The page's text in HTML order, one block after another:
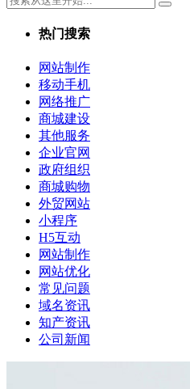
热门搜索
网站制作
移动手机
网络推广
商城建设
其他服务
企业官网
政府组织
商城购物
外贸网站
小程序
H5互动
网站制作
网站优化
常见问题
域名资讯
知产资讯
公司新闻